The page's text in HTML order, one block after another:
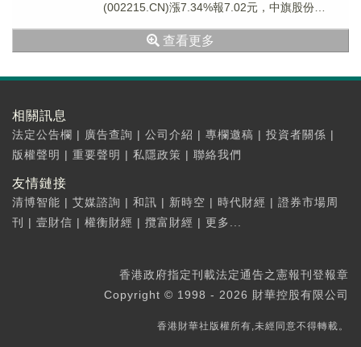
(002215.CN)漲7.34%報7.02元，中旗股份
查看更多
相關訊息
法定公告欄 | 廣告查詢 | 公司介紹 | 專欄邀稿 | 投資者關係 |
版權聲明 | 重要聲明 | 私隱政策 | 聯絡我們
友情鏈接
清博智能 | 艾媒諮詢 | 和訊 | 新時空 | 時代財經 | 證券市場周
刊
| 壹財信 | 權衡財經 | 攬富財經 | 更多...
香港政府指定刊載法定通告之憲報刊登報章
Copyright © 1998 - 2026 財華控股有限公司
香港財華社版權所有,未經同意不得轉載。